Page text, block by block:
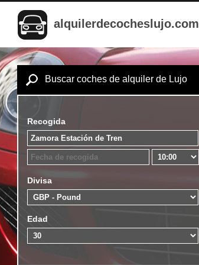
alquilerdecocheslujo.com
Buscar coches de alquiler de Lujo
Recogida
Divisa
Edad